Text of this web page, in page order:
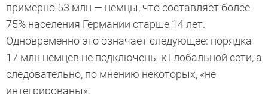
примерно 53 млн — немцы, что составляет более
75% населения Германии старше 14 лет.
Одновременно это означает следующее: порядка
17 млн немцев не подключены к Глобальной сети, а
следовательно, по мнению некоторых, «не
интегрированы».